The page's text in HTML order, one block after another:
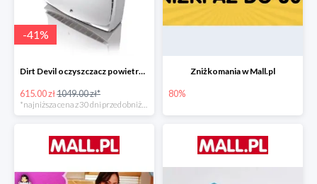
-41%
Dirt Devil oczyszczacz powietrza Pureza 350 -41%
615.00 zł1049.00 zł*
*najniższa cena z 30 dni przed obniżką
Zniżkomania w Mall.pl
80%